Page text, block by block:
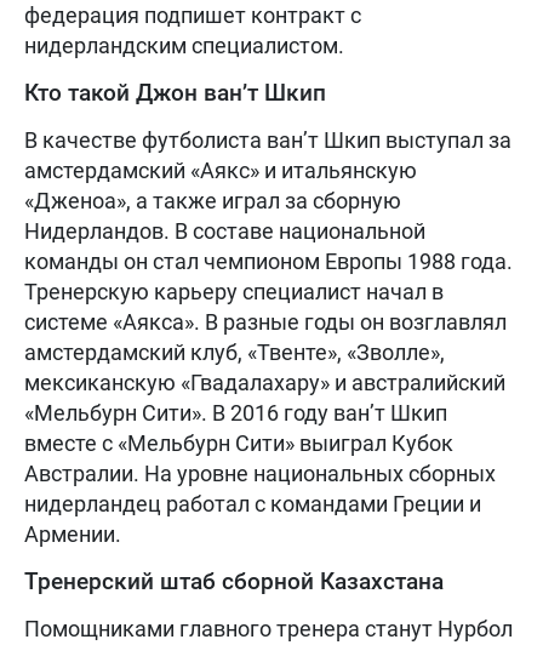
федерация подпишет контракт с
нидерландским специалистом.
Кто такой Джон ван’т Шкип
В качестве футболиста ван’т Шкип выступал за
амстердамский «Аякс» и итальянскую
«Дженоа», а также играл за сборную
Нидерландов. В составе национальной
команды он стал чемпионом Европы 1988 года.
Тренерскую карьеру специалист начал в
системе «Аякса». В разные годы он возглавлял
амстердамский клуб, «Твенте», «Зволле»,
мексиканскую «Гвадалахару» и австралийский
«Мельбурн Сити». В 2016 году ван’т Шкип
вместе с «Мельбурн Сити» выиграл Кубок
Австралии. На уровне национальных сборных
нидерландец работал с командами Греции и
Армении.
Тренерский штаб сборной Казахстана
Помощниками главного тренера станут Нурбол